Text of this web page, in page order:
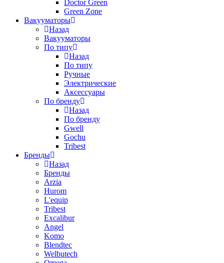
Doctor Green
Green Zone
Вакууматоры
Назад
Вакууматоры
По типу
Назад
По типу
Ручные
Электрические
Аксессуары
По бренду
Назад
По бренду
Gwell
Gochu
Tribest
Бренды
Назад
Бренды
Arzia
Hurom
L'equip
Tribest
Excalibur
Angel
Komo
Blendtec
Welbutech